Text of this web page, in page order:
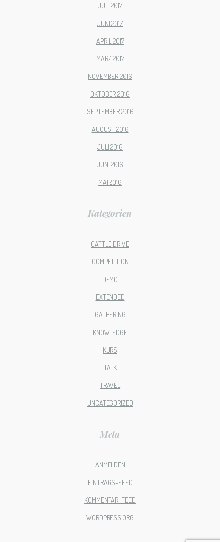
JULI 2017
JUNI 2017
APRIL 2017
MÄRZ 2017
NOVEMBER 2016
OKTOBER 2016
SEPTEMBER 2016
AUGUST 2016
JULI 2016
JUNI 2016
MAI 2016
Kategorien
CATTLE DRIVE
COMPETITION
DEMO
EXTENDED
GATHERING
KNOWLEDGE
KURS
TALK
TRAVEL
UNCATEGORIZED
Meta
ANMELDEN
EINTRAGS-FEED
KOMMENTAR-FEED
WORDPRESS.ORG